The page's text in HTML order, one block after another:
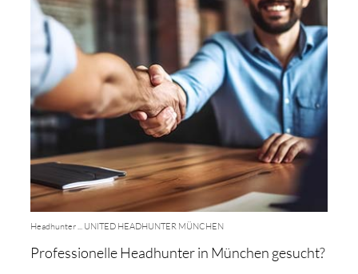
Headhunter ... UNITED HEADHUNTER MÜNCHEN
Professionelle Headhunter in München gesucht?